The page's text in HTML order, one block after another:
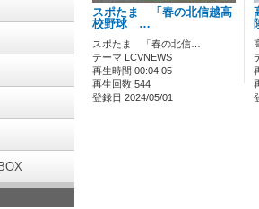
スポたま 「春の北信越高
校野球 …
スポたま 「春の北信…
テーマ LCVNEWS
再生時間 00:04:05
再生回数 544
登録日 2024/05/01